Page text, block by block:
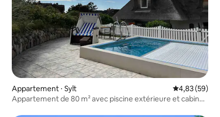
Appartement ⋅ Sylt Évaluation
4,83 (59)
Appartement de 80 m² avec piscine extérieure et cabine